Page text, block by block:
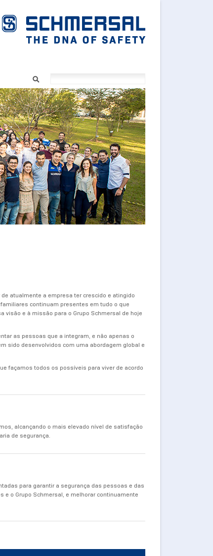
atualmente a empresa ter crescido e atingido
continuam presentes em tudo o que
visão e à missão para o Grupo Schmersal de hoje
as pessoas que a integram, e não apenas o
sido desenvolvidos com uma abordagem global e
façamos todos os possíveis para viver de acordo
alcançando o mais elevado nível de satisfação
de segurança.
para garantir a segurança das pessoas e das
o Grupo Schmersal, e melhorar continuamente